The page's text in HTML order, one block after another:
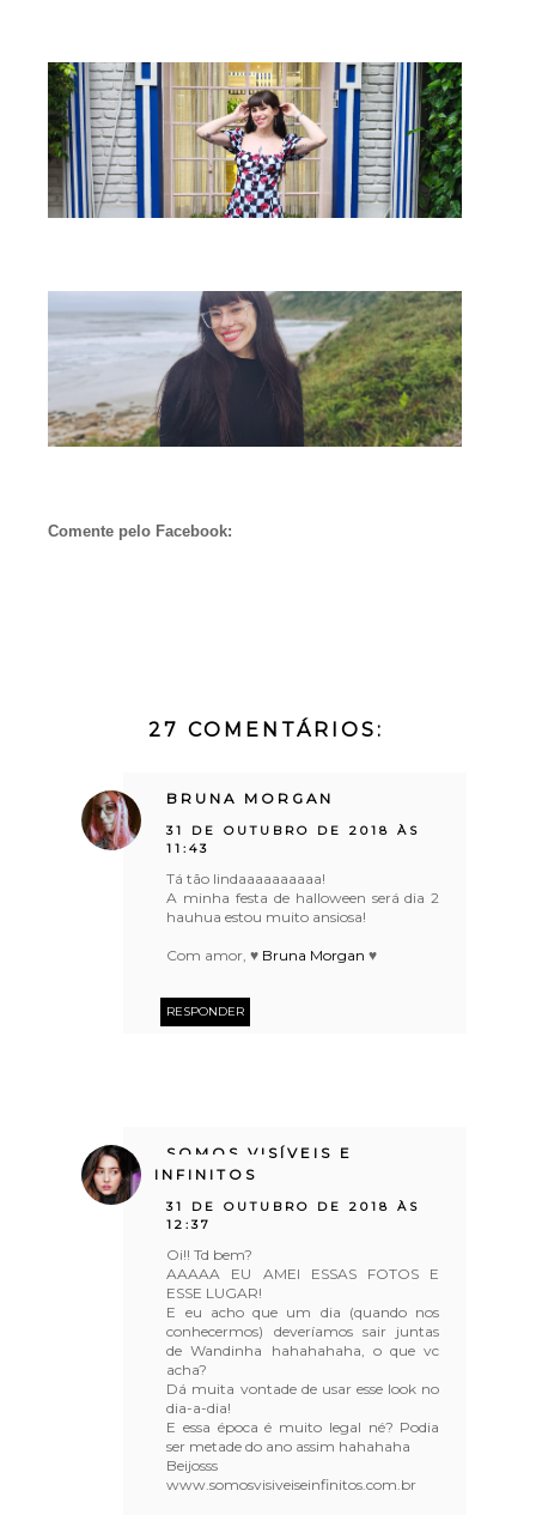
Comente pelo Facebook:
27 COMENTÁRIOS:
BRUNA MORGAN
31 DE OUTUBRO DE 2018 ÀS
11:43
Tá tão lindaaaaaaaaaa!
A minha festa de halloween será dia 2
hauhua estou muito ansiosa!
Com amor, ♥ Bruna Morgan ♥
RESPONDER
SOMOS VISÍVEIS E
INFINITOS
31 DE OUTUBRO DE 2018 ÀS
12:37
Oi!! Td bem?
AAAAA EU AMEI ESSAS FOTOS E
ESSE LUGAR!
E eu acho que um dia (quando nos
conhecermos) deveríamos sair juntas
de Wandinha hahahahaha, o que vc
acha?
Dá muita vontade de usar esse look no
dia-a-dia!
E essa época é muito legal né? Podia
ser metade do ano assim hahahaha
Beijosss
www.somosvisiveiseinfinitos.com.br